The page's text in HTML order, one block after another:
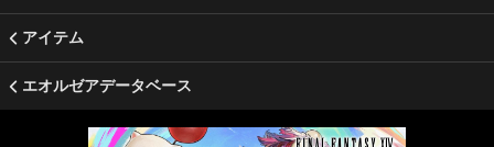
アイテム
エオルゼアデータベース